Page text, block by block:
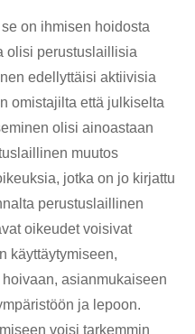
on ihmisen hoidosta
olisi perustuslaillisia
edellyttäisi aktiivisia
omistajilta että julkiselta
olisi ainoastaan
muutos
jotka on jo kirjattu
oikeudet voisivat
käyttäytymiseen,
asianmukaiseen
ja lepoon.
voisi tarkemmin